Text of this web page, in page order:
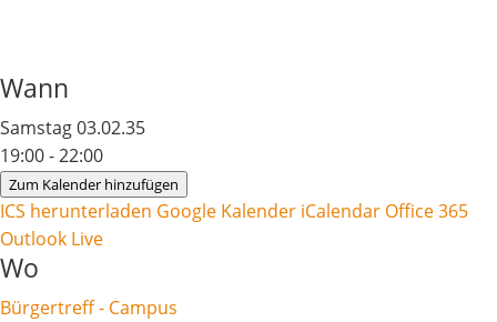
Wann
Samstag 03.02.35
19:00 - 22:00
Zum Kalender hinzufügen
ICS herunterladen Google Kalender iCalendar Office 365
Outlook Live
Wo
Bürgertreff - Campus